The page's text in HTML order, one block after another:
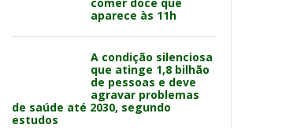
aparece às 11h
A condição silenciosa
que atinge 1,8 bilhão
de pessoas e deve
agravar problemas
de saúde até 2030, segundo
estudos